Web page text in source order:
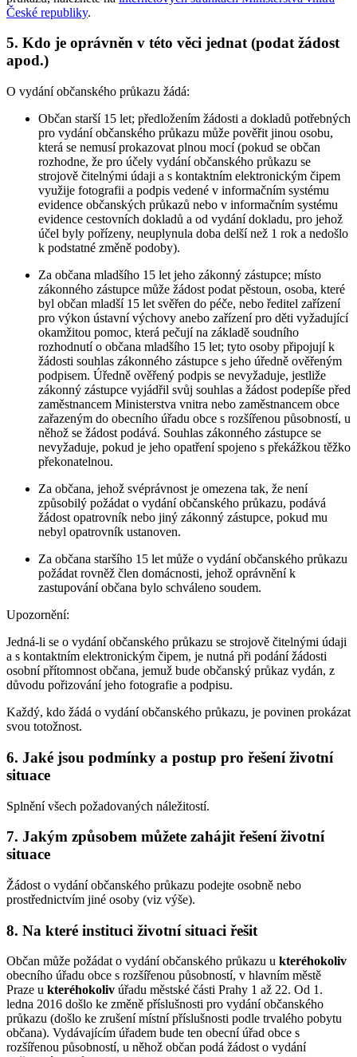
České republiky.
5. Kdo je oprávněn v této věci jednat (podat žádost
apod.)
O vydání občanského průkazu žádá:
Občan starší 15 let; předložením žádosti a dokladů potřebných
pro vydání občanského průkazu může pověřit jinou osobu,
která se nemusí prokazovat plnou mocí (pokud se občan
rozhodne, že pro účely vydání občanského průkazu se
strojově čitelnými údaji a s kontaktním elektronickým čipem
využije fotografii a podpis vedené v informačním systému
evidence občanských průkazů nebo v informačním systému
evidence cestovních dokladů a od vydání dokladu, pro jehož
účel byly pořízeny, neuplynula doba delší než 1 rok a nedošlo
k podstatné změně podoby).
Za občana mladšího 15 let jeho zákonný zástupce; místo
zákonného zástupce může žádost podat pěstoun, osoba, které
byl občan mladší 15 let svěřen do péče, nebo ředitel zařízení
pro výkon ústavní výchovy anebo zařízení pro děti vyžadující
okamžitou pomoc, která pečují na základě soudního
rozhodnutí o občana mladšího 15 let; tyto osoby připojují k
žádosti souhlas zákonného zástupce s jeho úředně ověřeným
podpisem. Úředně ověřený podpis se nevyžaduje, jestliže
zákonný zástupce vyjádřil svůj souhlas a žádost podepíše před
zaměstnancem Ministerstva vnitra nebo zaměstnancem obce
zařazeným do obecního úřadu obce s rozšířenou působností, u
něhož se žádost podává. Souhlas zákonného zástupce se
nevyžaduje, pokud je jeho opatření spojeno s překážkou těžko
překonatelnou.
Za občana, jehož svéprávnost je omezena tak, že není
způsobilý požádat o vydání občanského průkazu, podává
žádost opatrovník nebo jiný zákonný zástupce, pokud mu
nebyl opatrovník ustanoven.
Za občana staršího 15 let může o vydání občanského průkazu
požádat rovněž člen domácnosti, jehož oprávnění k
zastupování občana bylo schváleno soudem.
Upozornění:
Jedná-li se o vydání občanského průkazu se strojově čitelnými údaji
a s kontaktním elektronickým čipem, je nutná při podání žádosti
osobní přítomnost občana, jemuž bude občanský průkaz vydán, z
důvodu pořizování jeho fotografie a podpisu.
Každý, kdo žádá o vydání občanského průkazu, je povinen prokázat
svou totožnost.
6. Jaké jsou podmínky a postup pro řešení životní
situace
Splnění všech požadovaných náležitostí.
7. Jakým způsobem můžete zahájit řešení životní
situace
Žádost o vydání občanského průkazu podejte osobně nebo
prostřednictvím jiné osoby (viz výše).
8. Na které instituci životní situaci řešit
Občan může požádat o vydání občanského průkazu u kteréhokoliv
obecního úřadu obce s rozšířenou působností, v hlavním městě
Praze u kteréhokoliv úřadu městské části Prahy 1 až 22. Od 1.
ledna 2016 došlo ke změně příslušnosti pro vydání občanského
průkazu (došlo ke zrušení místní příslušnosti podle trvalého pobytu
občana). Vydávajícím úřadem bude ten obecní úřad obce s
rozšířenou působností, u něhož občan podá žádost o vydání